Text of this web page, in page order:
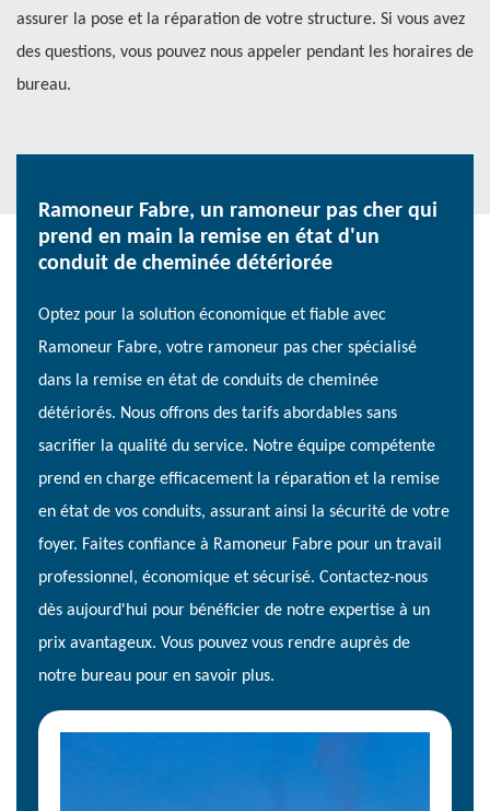
assurer la pose et la réparation de votre structure. Si vous avez
des questions, vous pouvez nous appeler pendant les horaires de
bureau.
Ramoneur Fabre, un ramoneur pas cher qui
prend en main la remise en état d'un
conduit de cheminée détériorée
Optez pour la solution économique et fiable avec
Ramoneur Fabre, votre ramoneur pas cher spécialisé
dans la remise en état de conduits de cheminée
détériorés. Nous offrons des tarifs abordables sans
sacrifier la qualité du service. Notre équipe compétente
prend en charge efficacement la réparation et la remise
en état de vos conduits, assurant ainsi la sécurité de votre
foyer. Faites confiance à Ramoneur Fabre pour un travail
professionnel, économique et sécurisé. Contactez-nous
dès aujourd'hui pour bénéficier de notre expertise à un
prix avantageux. Vous pouvez vous rendre auprès de
notre bureau pour en savoir plus.